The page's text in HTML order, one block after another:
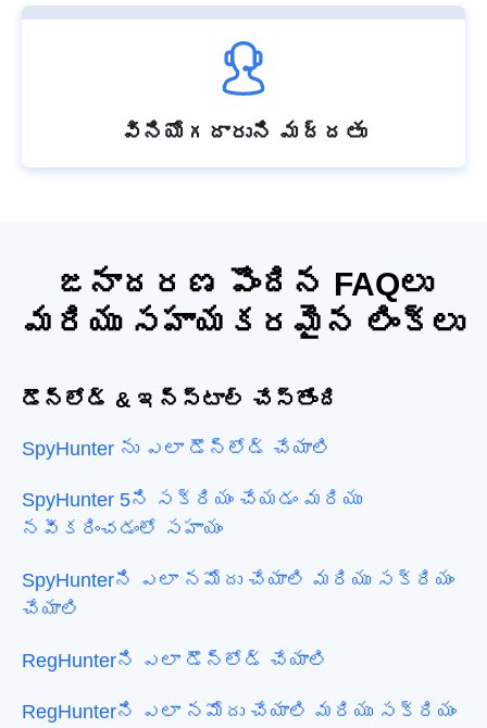
వినియోగదారుని మద్దతు
జనాదరణ పొందిన FAQలు
మరియు సహాయకరమైన లింక్‌లు
డౌన్‌లోడ్ & ఇన్‌స్టాల్ చేస్తోంది
SpyHunter ను ఎలా డౌన్‌లోడ్ చేయాలి
SpyHunter 5ని సక్రియం చేయడం మరియు
నవీకరించడంలో సహాయం
SpyHunterని ఎలా నమోదు చేయాలి మరియు సక్రియం
చేయాలి
RegHunterని ఎలా డౌన్‌లోడ్ చేయాలి
RegHunterని ఎలా నమోదు చేయాలి మరియు సక్రియం